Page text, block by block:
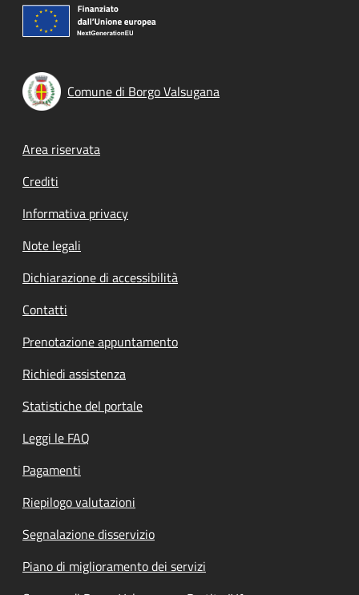
Comune di Borgo Valsugana
Footer menu
Area riservata
Crediti
Informativa privacy
Note legali
Dichiarazione di accessibilità
Contatti
Prenotazione appuntamento
Richiedi assistenza
Statistiche del portale
Leggi le FAQ
Pagamenti
Riepilogo valutazioni
Segnalazione disservizio
Piano di miglioramento dei servizi